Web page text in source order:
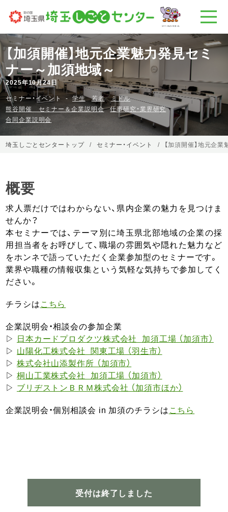
【加須開催】地元企業魅力発見セミ
ナー～加須地域～
2025年10月24日
セミナー・イベント
学生 若者
ミドル
熊谷開催 セミナー＆企業説明会
仕事研究・業界研究
合同企業説明会
埼玉しごとセンタートップ セミナー・イベント 【加須開催】地元企
概要
求人票だけではわからない、県内企業の魅力を見つけま
せんか？
本セミナーでは、テーマ別に埼玉県北部地域の企業の採
用担当者をお呼びして、職場の雰囲気や隠れた魅力など
をホンネで語っていただく企業参加型のセミナーです。
業界や職種の情報収集という気軽な気持ちで参加してく
ださい。
チラシはこちら
企業説明会・相談会の参加企業
▷ 日本カードプロダクツ株式会社 加須工場 （加須市）
▷ 山陽化工株式会社 関東工場 （羽生市）
▷ 株式会社山添製作所 （加須市）
▷ 桐山工業株式会社 加須工場 （加須市）
▷ ブリヂストンＢＲＭ株式会社 （加須市ほか）
企業説明会・個別相談会 in 加須のチラシはこちら
受付は終了しました